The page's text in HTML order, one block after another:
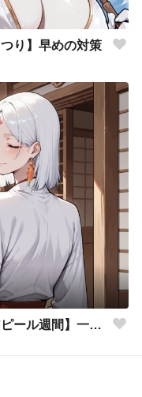
つり】早めの対策
【#AIうちの子アピール週間】一番輝く勝負服